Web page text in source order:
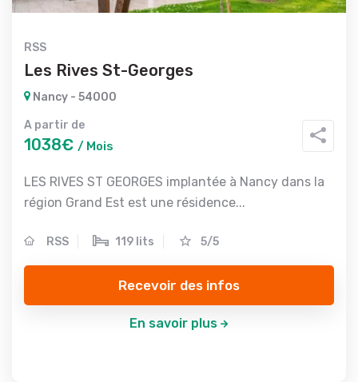
RSS
Les Rives St-Georges
Nancy - 54000
A partir de
1038€ / Mois
LES RIVES ST GEORGES implantée à Nancy dans la
région Grand Est est une résidence...
RSS 119 lits 5/5
Recevoir des infos
En savoir plus